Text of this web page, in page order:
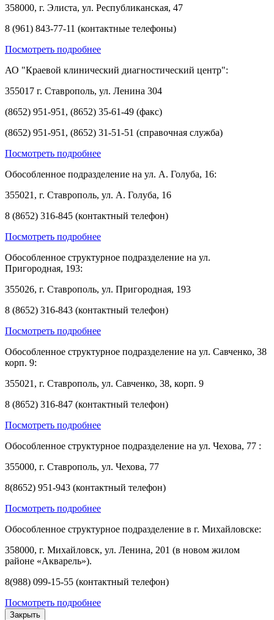
358000, г. Элиста, ул. Республиканская, 47
8 (961) 843-77-11 (контактные телефоны)
Посмотреть подробнее
АО "Краевой клинический диагностический центр":
355017 г. Ставрополь, ул. Ленина 304
(8652) 951-951, (8652) 35-61-49 (факс)
(8652) 951-951, (8652) 31-51-51 (справочная служба)
Посмотреть подробнее
Обособленное подразделение на ул. А. Голуба, 16:
355021, г. Ставрополь, ул. А. Голуба, 16
8 (8652) 316-845 (контактный телефон)
Посмотреть подробнее
Обособленное структурное подразделение на ул.
Пригородная, 193:
355026, г. Ставрополь, ул. Пригородная, 193
8 (8652) 316-843 (контактный телефон)
Посмотреть подробнее
Обособленное структурное подразделение на ул. Савченко, 38
корп. 9:
355021, г. Ставрополь, ул. Савченко, 38, корп. 9
8 (8652) 316-847 (контактный телефон)
Посмотреть подробнее
Обособленное структурное подразделение на ул. Чехова, 77 :
355000, г. Ставрополь, ул. Чехова, 77
8(8652) 951-943 (контактный телефон)
Посмотреть подробнее
Обособленное структурное подразделение в г. Михайловске:
358000, г. Михайловск, ул. Ленина, 201 (в новом жилом
районе «Акварель»).
8(988) 099-15-55 (контактный телефон)
Посмотреть подробнее
Закрыть